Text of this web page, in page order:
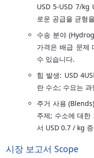
USD 5-USD 7/kg
로운 공급을 균형
수송 분야
가격은 배급 문제
수 있습니다.
힘 발생: USD
란 수소; 수요는
주거 사용
주제; 수소에 대한
서 USD 0.7 / kg
시장 보고서 Scope